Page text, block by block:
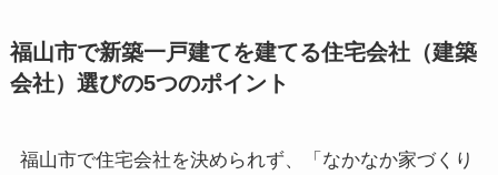
福山市で新築一戸建てを建てる住宅会社（建築
会社）選びの5つのポイント
福山市で住宅会社を決められず、「なかなか家づくり